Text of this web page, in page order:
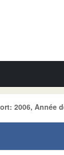
2006, Année